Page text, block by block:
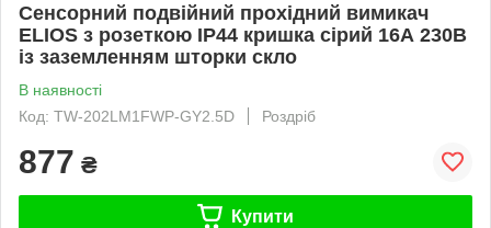
Сенсорний подвійний прохідний вимикач
ELIOS з розеткою IP44 кришка сірий 16А 230В
із заземленням шторки скло
В наявності
Код: TW-202LM1FWP-GY2.5D
Роздріб
877 ₴
Купити